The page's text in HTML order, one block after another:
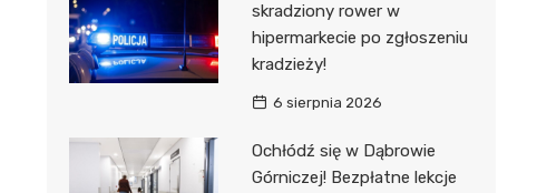
skradziony rower w
hipermarkecie po zgłoszeniu
kradzieży!
6 sierpnia 2026
Ochłódź się w Dąbrowie
Górniczej! Bezpłatne lekcje